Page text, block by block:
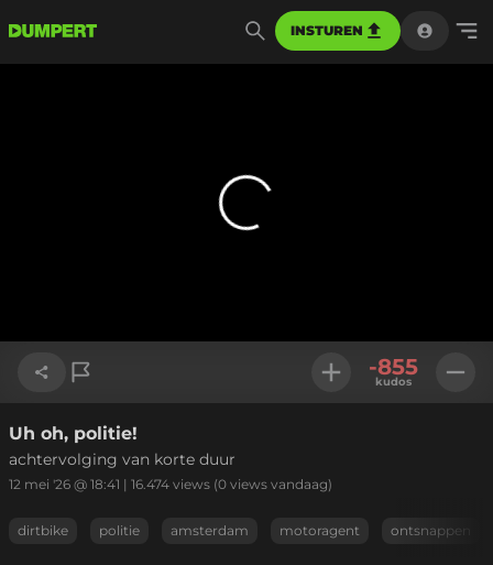
INSTUREN
Link kopiëren
-855
kudos
Uh oh, politie!
achtervolging van korte duur
12 mei '26 @ 18:41 | 16.474 views (0 views vandaag)
dirtbike politie amsterdam motoragent ontsnappen